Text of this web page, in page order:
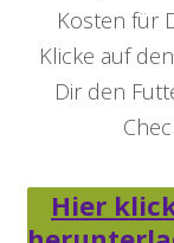
Kosten für
Klicke auf
Dir den
Hier